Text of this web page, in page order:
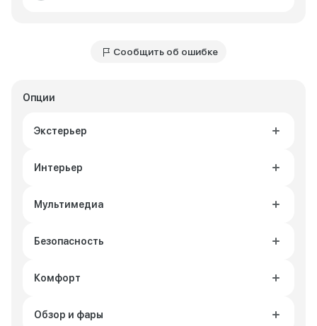
Опции
Экстерьер
Интерьер
Мультимедиа
Безопасность
Комфорт
Обзор и фары
Сообщить об ошибке